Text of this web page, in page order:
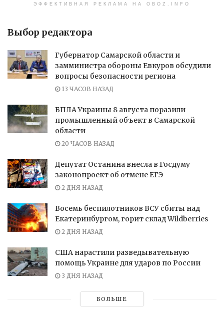
ЭФФЕКТИВНАЯ РЕКЛАМА НА OBOZ.INFO
Выбор редактора
Губернатор Самарской области и
замминистра обороны Евкуров обсудили
вопросы безопасности региона
13 ЧАСОВ НАЗАД
БПЛА Украины 8 августа поразили
промышленный объект в Самарской
области
20 ЧАСОВ НАЗАД
Депутат Останина внесла в Госдуму
законопроект об отмене ЕГЭ
2 ДНЯ НАЗАД
Восемь беспилотников ВСУ сбиты над
Екатеринбургом, горит склад Wildberries
2 ДНЯ НАЗАД
США нарастили разведывательную
помощь Украине для ударов по России
3 ДНЯ НАЗАД
БОЛЬШЕ